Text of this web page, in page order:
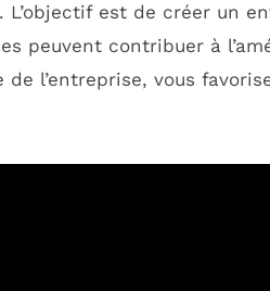
est de créer un
peuvent contribuer à
de l’entreprise, vous